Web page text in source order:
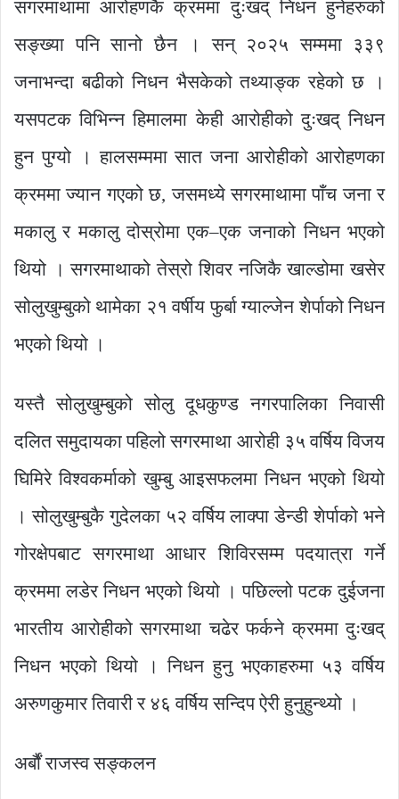
सगरमाथामा आरोहणकै क्रममा दुःखद् निधन हुनेहरुको
सङ्ख्या पनि सानो छैन । सन् २०२५ सम्ममा ३३९
जनाभन्दा बढीको निधन भैसकेको तथ्याङ्क रहेको छ ।
यसपटक विभिन्न हिमालमा केही आरोहीको दुःखद् निधन
हुन पुग्यो । हालसम्ममा सात जना आरोहीको आरोहणका
क्रममा ज्यान गएको छ, जसमध्ये सगरमाथामा पाँच जना र
मकालु र मकालु दोस्रोमा एक–एक जनाको निधन भएको
थियो । सगरमाथाको तेस्रो शिवर नजिकै खाल्डोमा खसेर
सोलुखुम्बुको थामेका २१ वर्षीय फुर्बा ग्याल्जेन शेर्पाको निधन
भएको थियो ।
यस्तै सोलुखुम्बुको सोलु दूधकुण्ड नगरपालिका निवासी
दलित समुदायका पहिलो सगरमाथा आरोही ३५ वर्षिय विजय
घिमिरे विश्वकर्माको खुम्बु आइसफलमा निधन भएको थियो
। सोलुखुम्बुकै गुदेलका ५२ वर्षिय लाक्पा डेन्डी शेर्पाको भने
गोरक्षेपबाट सगरमाथा आधार शिविरसम्म पदयात्रा गर्ने
क्रममा लडेर निधन भएको थियो । पछिल्लो पटक दुईजना
भारतीय आरोहीको सगरमाथा चढेर फर्कने क्रममा दुःखद्
निधन भएको थियो । निधन हुनु भएकाहरुमा ५३ वर्षिय
अरुणकुमार तिवारी र ४६ वर्षिय सन्दिप ऐरी हुनुहुन्थ्यो ।
अर्बौं राजस्व सङ्कलन